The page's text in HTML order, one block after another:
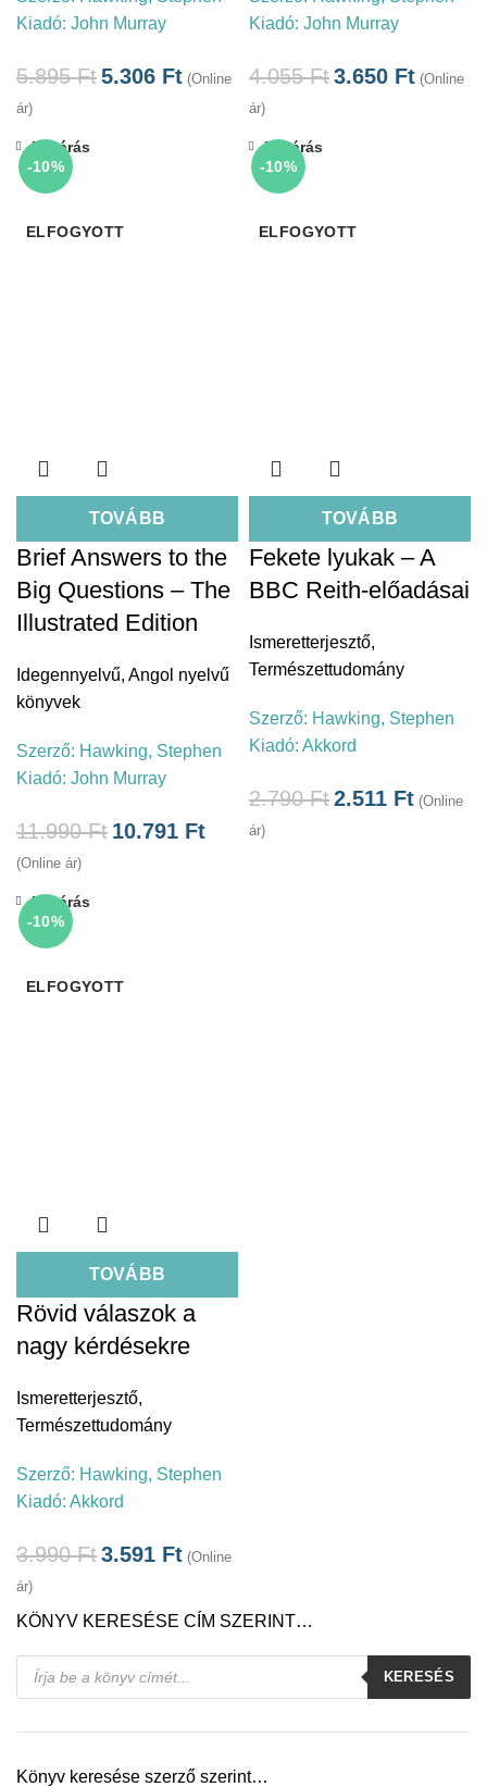
KÖNYV KERESÉSE CÍM SZERINT…
Products
search
KERESÉS
Könyv keresése szerző szerint…
Kiadó: John Murray
5.895Ft5.306 Ft (Online
ár)
Kiadó: John Murray
4.055Ft3.650 Ft (Online
ár)
-10%
ELFOGYOTT
TOVÁBB
Bezárás
Brief Answers to the
Big Questions – The
Illustrated Edition
Idegennyelvű, Angol nyelvű
könyvek
Szerző: Hawking, Stephen
Kiadó: John Murray
11.990Ft 10.791 Ft
(Online ár)
-10%
ELFOGYOTT
TOVÁBB
Bezárás
Fekete lyukak – A
BBC Reith-előadásai
Ismeretterjesztő,
Természettudomány
Szerző: Hawking, Stephen
Kiadó: Akkord
2.790Ft2.511 Ft (Online
ár)
-10%
ELFOGYOTT
TOVÁBB
Bezárás
Rövid válaszok a
nagy kérdésekre
Ismeretterjesztő,
Természettudomány
Szerző: Hawking, Stephen
Kiadó: Akkord
3.990Ft3.591 Ft (Online
ár)